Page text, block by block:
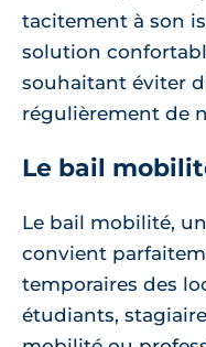
tacitement à son
solution
souhaitant éviter
régulièrement de
Le bail
Le bail mobilité,
convient
temporaires des
étudiants,